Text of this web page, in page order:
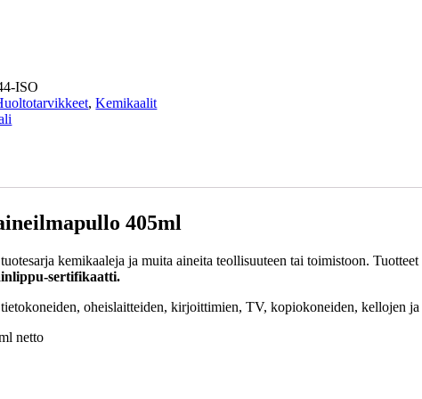
ISO
,Kemikaalit
405ml
tuotesarja kemikaaleja ja muita aineita teollisuuteen tai toimistoon. Tuotteet
sertifikaatti.
oheislaitteiden, kirjoittimien, TV, kopiokoneiden, kellojen ja
netto